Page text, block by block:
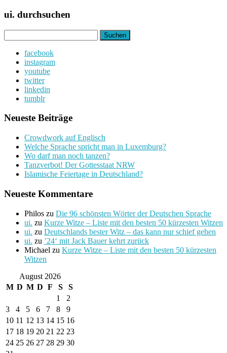
ui. durchsuchen
nach:
facebook
instagram
youtube
twitter
linkedin
tumblr
Neueste Beiträge
Crowdwork auf Englisch
Welche Sprache spricht man in Luxemburg?
Wo darf man noch tanzen?
Tanzverbot! Der Gottesstaat NRW
Islamische Feiertage in Deutschland?
Neueste Kommentare
Philos zu Die 96 schönsten Wörter der Deutschen Sprache
ui. zu Kurze Witze – Liste mit den besten 50 kürzesten Witzen
ui. zu Deutschlands bester Witz – das kann nur schief gehen
ui. zu ’24‘ mit Jack Bauer kehrt zurück
Michael zu Kurze Witze – Liste mit den besten 50 kürzesten
Witzen
August 2026
M D M D F S
S
1
2
3
4 5 6 7 8
9
10 11 12 13 14 15 16
17 18 19 20 21 22 23
24 25 26 27 28 29 30